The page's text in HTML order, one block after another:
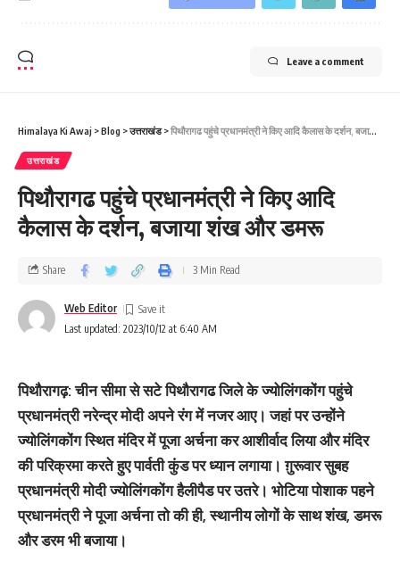
Leave a comment
Himalaya Ki Awaj >Blog >उत्तराखंड>पिथौरागढ पहुंचे प्रधानमंत्री ने किए आदि कैलास के दर्शन, बजाया शंख और डमरू
उत्तराखंड
पिथौरागढ पहुंचे प्रधानमंत्री ने किए आदि
कैलास के दर्शन, बजाया शंख और डमरू
Last updated: 2023/10/12 at 6:40 AM
Web Editor
Share 3 Min Read
पिथौरागढ़: चीन सीमा से सटे पिथौरागढ जिले के ज्योलिंगकोंग पहुंचे
प्रधानमंत्री नरेन्द्र मोदी अपने रंग में नजर आए। जहां पर उन्होंने
ज्योलिंगकोंग स्थित मंदिर में पूजा अर्चना कर आशीर्वाद लिया और मंदिर
की परिक्रमा करते हुए पार्वती कुंड पर ध्यान लगाया। ग़ुरूवार सुबह
प्रधानमंत्री मोदी ज्योलिंगकोंग हैलीपैड पर उतरे। भोटिया पोशाक पहने
प्रधानमंत्री ने पूजा अर्चना तो की ही, स्‍थानीय लोगों के साथ शंख, डमरू
और डरम भी बजाया।